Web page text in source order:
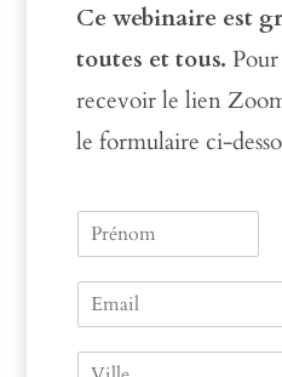
Ce webinaire est
toutes et tous.
recevoir le lien
le formulaire ci-
N
r
n m